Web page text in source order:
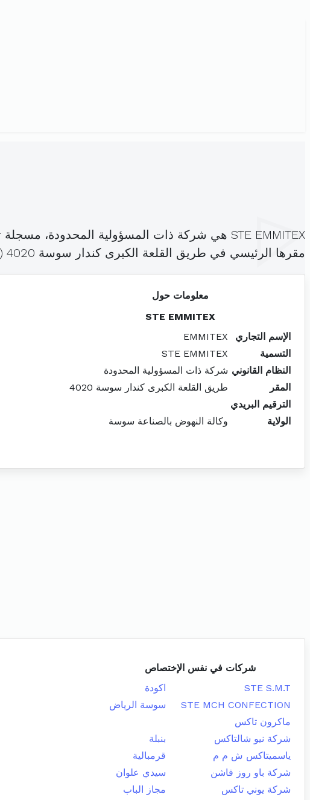
STE EMMITEX هي شركة ذات المسؤولية المحدودة، مسجلة تحت الهوية
مقرها الرئيسي في طريق القلعة الكبرى كندار سوسة 4020 (
معلومات حول
STE EMMITEX
الإسم التجاري
EMMITEX
التسمية
STE EMMITEX
النظام القانوني شركة ذات المسؤولية المحدودة
المقر
طريق القلعة الكبرى كندار سوسة 4020
الترقيم البريدي
الولاية
وكالة النهوض بالصناعة سوسة
شركات في نفس الإختصاص
STE S.M.T
اكودة
STE MCH CONFECTION
سوسة الرياض
ماكرون تاكس
شركة نيو شالتاكس
بنبلة
ياسميتاكس ش م م
قرمبالية
شركة باو روز فاشن
سيدي علوان
شركة يوني تاكس
مجاز الباب